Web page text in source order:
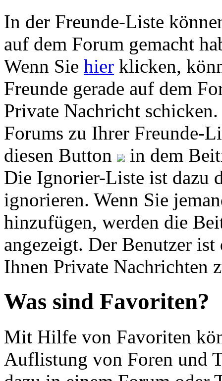
In der Freunde-Liste
auf dem Forum gemacht
Wenn Sie hier klicken,
Freunde gerade auf dem
Private Nachricht
Forums zu Ihrer Freunde-
diesen Button
in dem
Die Ignorier-Liste ist dazu
ignorieren. Wenn Sie
hinzufügen, werden die
angezeigt. Der Benutzer
Ihnen Private Nachrichten
Was sind Favoriten?
Mit Hilfe von Favoriten
Auflistung von Foren und